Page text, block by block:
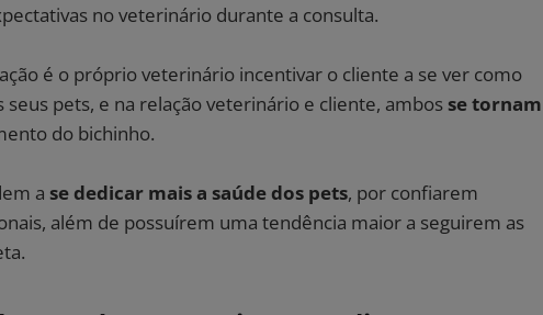
no veterinário durante a consulta.
é o próprio veterinário incentivar o cliente a se ver como
seus pets, e na relação veterinário e cliente, ambos se tornam
do bichinho.
a se dedicar mais a saúde dos pets, por confiarem
além de possuírem uma tendência maior a seguirem as